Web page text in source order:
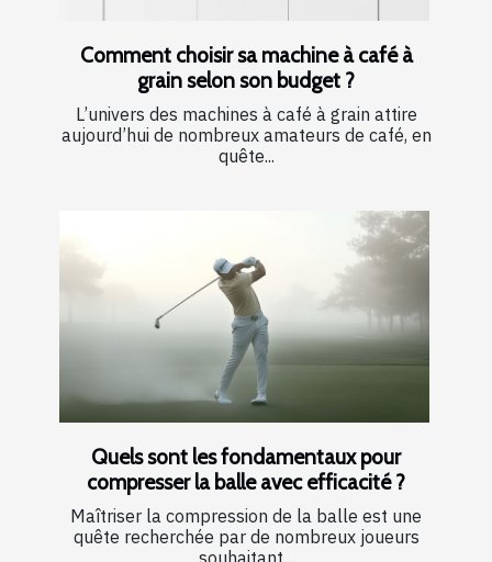
Comment choisir sa machine à café à
grain selon son budget ?
L’univers des machines à café à grain attire
aujourd’hui de nombreux amateurs de café, en
quête...
Quels sont les fondamentaux pour
compresser la balle avec efficacité ?
Maîtriser la compression de la balle est une
quête recherchée par de nombreux joueurs
souhaitant...